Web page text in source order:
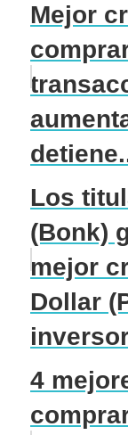
Mejor
Los
(Bonk)
mejor
Dollar
4